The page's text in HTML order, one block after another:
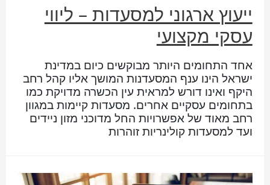
ייעוץ ארגוני למסעדות – ליווי
עסקי מקצועי
אחד התחומים היותר מבוקשים כיום במדינת
ישראל הינו ענף המסעדנות המושך אליו קהל רחב
היקף ואינו דורש למראית עין הכשרה מדויקת כמו
בתחומים עסקיים אחרים. מסעדות קיימות במגוון
רחב מאוד של אפשרויות החל מדוכני מזון ניידים
ועד למסעדות קולינריות זוהרות